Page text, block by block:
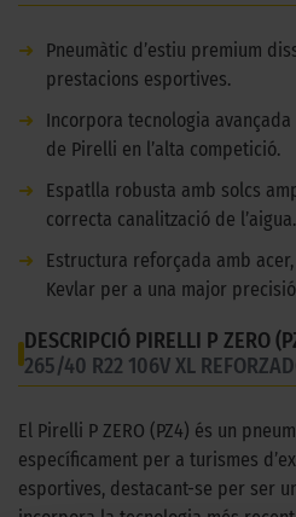
➜
Pneumàtic d’estiu premium
prestacions esportives.
➜
Incorpora tecnologia
de Pirelli en l’alta competició.
➜
Espatlla robusta amb solcs
correcta canalització de l’aigua.
➜
Estructura reforçada amb
Kevlar per a una major
DESCRIPCIÓ PIRELLI P ZERO
265/40 R22 106V XL
El Pirelli P ZERO (PZ4) és un
específicament per a turismes
esportives, destacant-se per ser